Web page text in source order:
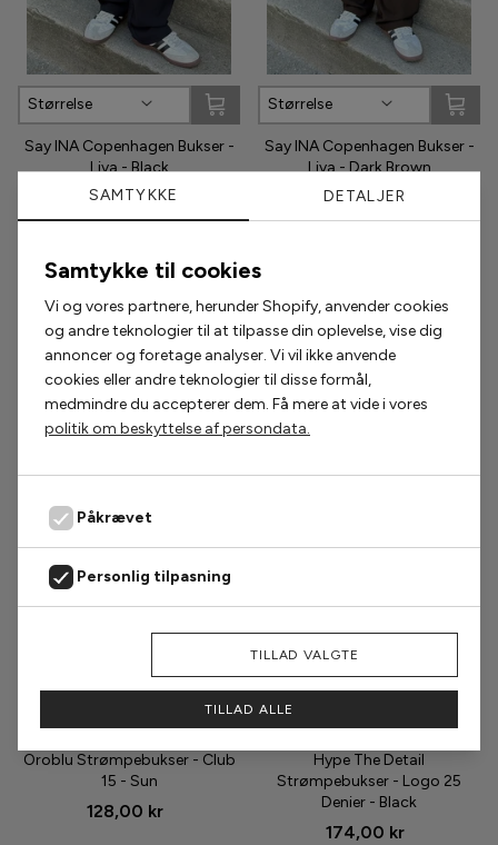
Phenumb
Pieces
Puma
Sisters Point
Smykkeli Copenhagen
Tim & Simonsen
SAMTYKKE DETALJER
Samtykke til cookies
Vi og vores partnere, herunder Shopify, anvender cookies
og andre teknologier til at tilpasse din oplevelse, vise dig
annoncer og foretage analyser. Vi vil ikke anvende
cookies eller andre teknologier til disse formål,
medmindre du accepterer dem. Få mere at vide i vores
politik om beskyttelse af persondata.
Påkrævet
Personlig tilpasning
Markedsføring
Analyse
TILLAD VALGTE
TILLAD ALLE
Størrelse
Say INA Copenhagen Bukser -
Liva - Black
261,75 kr 349,00 kr
Størrelse
Say INA Copenhagen Bukser -
Liva - Dark Brown
261,75 kr 349,00 kr
Populære accessories
2 for 200,-
Oroblu Strømpebukser - Club
15 - Sun
128,00 kr
2 for 300,-
Størrelse
Hype The Detail
Strømpebukser - Logo 25
Denier - Black
174,00 kr